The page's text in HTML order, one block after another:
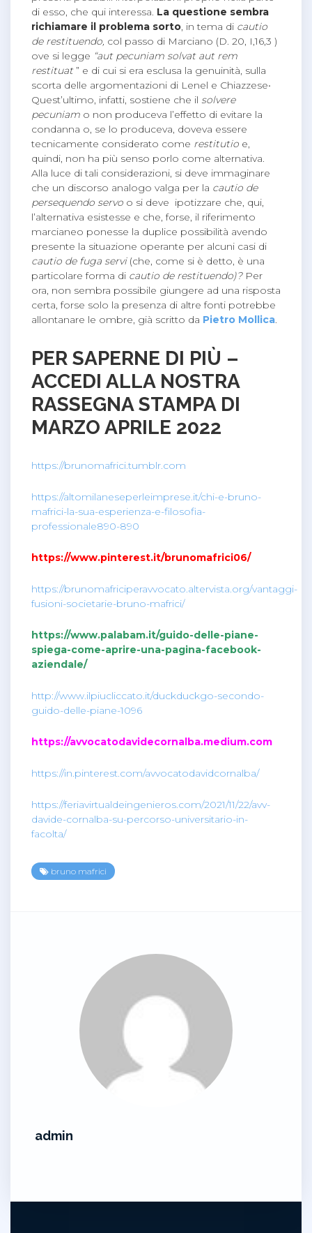
di esso, che qui interessa. La questione sembra
richiamare il problema sorto, in tema di cautio
de restituendo, col passo di Marciano (D. 20, I,16,3 )
ove si legge “aut pecuniam solvat aut rem
restituat ” e di cui si era esclusa la genuinità, sulla
scorta delle argomentazioni di Lenel e Chiazzese•
Quest’ultimo, infatti, sostiene che il solvere
pecuniam o non produceva l’effetto di evitare la
condanna o, se lo produceva, doveva essere
tecnicamente considerato come restitutio e,
quindi, non ha più senso porlo come alternativa.
Alla luce di tali considerazioni, si deve immaginare
che un discorso analogo valga per la cautio de
persequendo servo o si deve ipotizzare che, qui,
l’alternativa esistesse e che, forse, il riferimento
marcianeo ponesse la duplice possibilità avendo
presente la situazione operante per alcuni casi di
cautio de fuga servi (che, come si è detto, è una
particolare forma di cautio de restituendo)? Per
ora, non sembra possibile giungere ad una risposta
certa, forse solo la presenza di altre fonti potrebbe
allontanare le ombre, già scritto da Pietro Mollica.
PER SAPERNE DI PIÙ –
ACCEDI ALLA NOSTRA
RASSEGNA STAMPA DI
MARZO APRILE 2022
https://brunomafrici.tumblr.com
https://altomilaneseperleimprese.it/chi-e-bruno-
mafrici-la-sua-esperienza-e-filosofia-
professionale890-890
https://www.pinterest.it/brunomafrici06/
https://brunomafriciperavvocato.altervista.org/vantaggi-
fusioni-societarie-bruno-mafrici/
https://www.palabam.it/guido-delle-piane-
spiega-come-aprire-una-pagina-facebook-
aziendale/
http://www.ilpiucliccato.it/duckduckgo-secondo-
guido-delle-piane-1096
https://avvocatodavidecornalba.medium.com
https://in.pinterest.com/avvocatodavidcornalba/
https://feriavirtualdeingenieros.com/2021/11/22/avv-
davide-cornalba-su-percorso-universitario-in-
facolta/
bruno mafrici
admin